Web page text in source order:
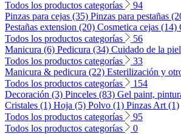
Todos los productos categorías
94
Pinzas para cejas (35) Pinzas para pestañas
Pestañas extension (20) Cosmetica cejas (14)
Todos los productos categorías
56
Manicura (6) Pedicura (34) Cuidado de la
Todos los productos categorías
33
Manicura & pedicura (22) Esterilización y
Todos los productos categorías
154
Decoración (3) Pinceles (83) Gel paint,
Cristales (1) Hoja (5) Polvo (1) Pinzas Art (1)
Todos los productos categorías
95
Todos los productos categorías
0